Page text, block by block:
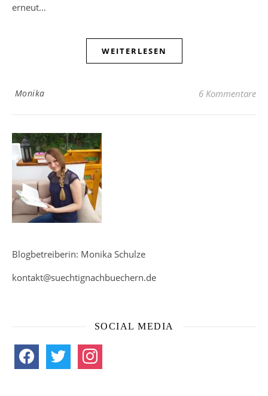
erneut…
WEITERLESEN
Monika 6 Kommentare
Blogbetreiberin: Monika Schulze
kontakt@suechtignachbuechern.de
SOCIAL MEDIA
facebook twitter instagram